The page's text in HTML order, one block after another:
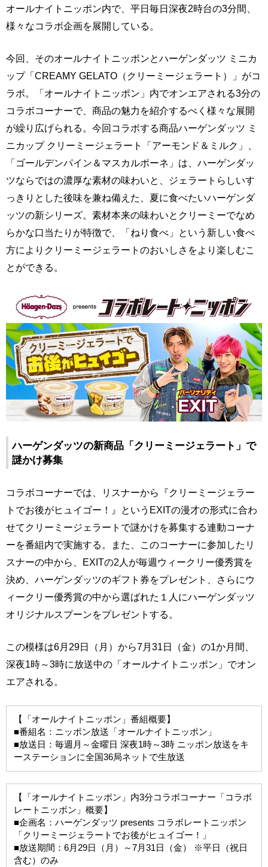
オールナイトニッポン内で、平日毎日深夜2時台の3分間、
様々なコラボ企画を展開している。
今回、そのオールナイトニッポンとハーゲンダッツ ミニカ
ップ「CREAMY GELATO（クリーミージェラート）」がコ
ラボ。「オールナイトニッポン」内でオンエアされる3分の
コラボコーナーで、商品の魅力を紹介するべく様々な展開
が繰り広げられる。今回コラボする商品ハーゲンダッツ ミ
ニカップ クリーミージェラート「アーモンド＆ミルク」、
「ゴールデンパイン＆マスカルポーネ」は、ハーゲンダッ
ツならではの濃厚な素材の味わいと、ジェラートらしいす
っきりとした後味を兼ね備えた、夏に食べたいハーゲンダ
ッツの新シリーズ。素材本来の味わいとクリーミーでなめ
らかな口当たりが特徴で、「ねり食べ」という新しい食べ
方によりクリーミージェラートのおいしさをより楽しむこ
とができる。
ハーゲンダッツの新商品「クリーミージェラート」で
謎かけ募集
コラボコーナーでは、リスナーから『クリーミージェラー
トでお後がヒュイゴー！』というEXITの漫才の形式に合わ
せてクリーミージェラートで謎かけを募集する連動コーナ
ーを番組内で実施する。また、このコーナーに参加したリ
スナーの中から、EXITの2人が毎週ウィークリー優秀賞を
決め、ハーゲンダッツのギフト券をプレゼント、さらにウ
ィークリー優秀賞の中から選ばれた１人にハーゲンダッツ
オリジナルスプーンをプレゼントする。
この模様は6月29日（月）から7月31日（金）の1か月間、
深夜1時～3時に放送中の「オールナイトニッポン」でオン
エアされる。
【「オールナイトニッポン」番組概要】
■番組名：ニッポン放送「オールナイトニッポン」
■放送日：毎週月～金曜日 深夜1時～3時 ニッポン放送をキ
ーステーションに全国36局ネットで生放送
【「オールナイトニッポン」内3分コラボコーナー「コラボ
レートニッポン」概要】
■企画名：ハーゲンダッツ presents コラボレートニッポン
「クリーミージェラートでお後がヒュイゴー！」
■放送期間：6月29日（月）～7月31日（金） ※平日（祝日
含む）のみ